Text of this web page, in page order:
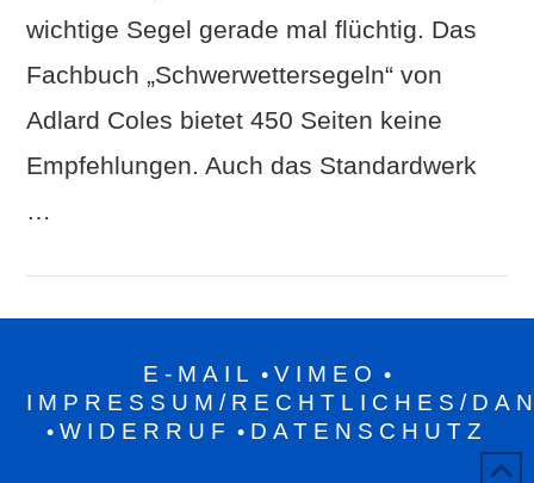
wichtige Segel gerade mal flüchtig. Das
Fachbuch „Schwerwettersegeln“ von
Adlard Coles bietet 450 Seiten keine
Empfehlungen. Auch das Standardwerk
…
E-MAIL • VIMEO •
IMPRESSUM/RECHTLICHES/
• WIDERRUF • DATENSCHUTZ